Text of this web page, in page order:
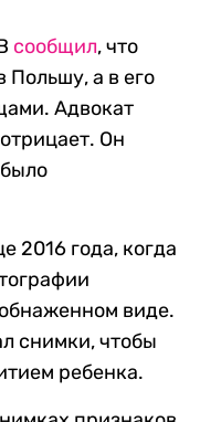
сообщил, что
Польшу, а в его
Адвокат
Он
2016 года, когда
виде.
снимки, чтобы
ребенка.